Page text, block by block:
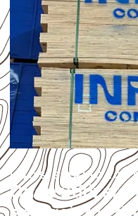
USOS E
Onde utilizar